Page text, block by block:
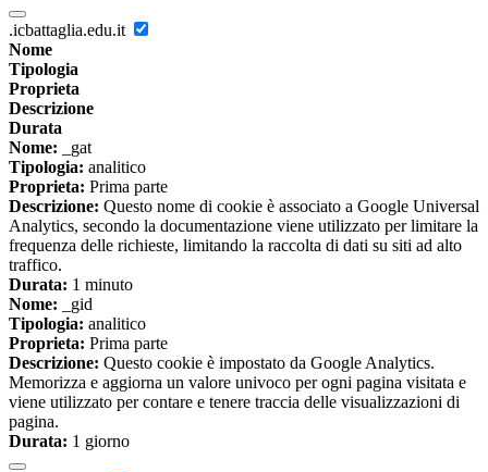
.icbattaglia.edu.it
Nome
Tipologia
Proprieta
Descrizione
Durata
Nome: _gat
Tipologia: analitico
Proprieta: Prima parte
Descrizione: Questo nome di cookie è associato a Google Universal
Analytics, secondo la documentazione viene utilizzato per limitare la
frequenza delle richieste, limitando la raccolta di dati su siti ad alto
traffico.
Durata: 1 minuto
Nome: _gid
Tipologia: analitico
Proprieta: Prima parte
Descrizione: Questo cookie è impostato da Google Analytics.
Memorizza e aggiorna un valore univoco per ogni pagina visitata e
viene utilizzato per contare e tenere traccia delle visualizzazioni di
pagina.
Durata: 1 giorno